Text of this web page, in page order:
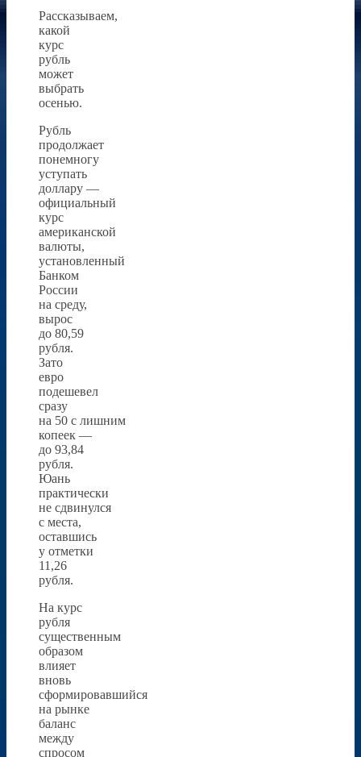
Рассказываем,
какой
курс
рубль
может
выбрать
осенью.
Рубль
продолжает
понемногу
уступать
доллару —
официальный
курс
американской
валюты,
установленный
Банком
России
на среду,
вырос
до 80,59
рубля.
Зато
евро
подешевел
сразу
на 50 с лишним
копеек —
до 93,84
рубля.
Юань
практически
не сдвинулся
с места,
оставшись
у отметки
11,26
рубля.
На курс
рубля
существенным
образом
влияет
вновь
сформировавшийся
на рынке
баланс
между
спросом